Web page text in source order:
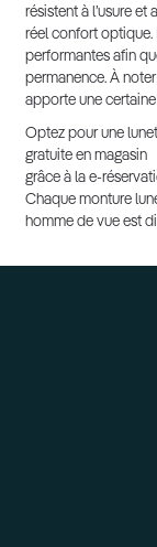
résistent à l’usure
réel confort optique.
performantes afin
permanence. À
apporte une
Optez pour une
gratuite en magasin
grâce à la e-
Chaque monture
homme de vue est